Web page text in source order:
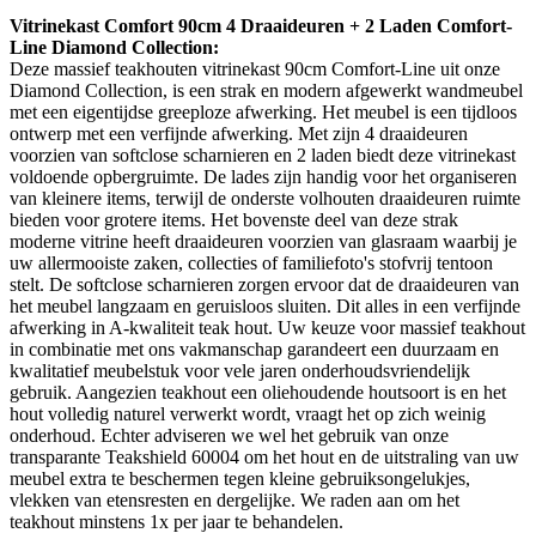
Vitrinekast Comfort 90cm 4 Draaideuren + 2 Laden Comfort-
Line Diamond Collection:
Deze massief teakhouten vitrinekast 90cm Comfort-Line uit onze
Diamond Collection, is een strak en modern afgewerkt wandmeubel
met een eigentijdse greeploze afwerking. Het meubel is een tijdloos
ontwerp met een verfijnde afwerking. Met zijn 4 draaideuren
voorzien van softclose scharnieren en 2 laden biedt deze vitrinekast
voldoende opbergruimte. De lades zijn handig voor het organiseren
van kleinere items, terwijl de onderste volhouten draaideuren ruimte
bieden voor grotere items. Het bovenste deel van deze strak
moderne vitrine heeft draaideuren voorzien van glasraam waarbij je
uw allermooiste zaken, collecties of familiefoto's stofvrij tentoon
stelt. De softclose scharnieren zorgen ervoor dat de draaideuren van
het meubel langzaam en geruisloos sluiten. Dit alles in een verfijnde
afwerking in A-kwaliteit teak hout. Uw keuze voor massief teakhout
in combinatie met ons vakmanschap garandeert een duurzaam en
kwalitatief meubelstuk voor vele jaren onderhoudsvriendelijk
gebruik. Aangezien teakhout een oliehoudende houtsoort is en het
hout volledig naturel verwerkt wordt, vraagt het op zich weinig
onderhoud. Echter adviseren we wel het gebruik van onze
transparante Teakshield 60004 om het hout en de uitstraling van uw
meubel extra te beschermen tegen kleine gebruiksongelukjes,
vlekken van etensresten en dergelijke. We raden aan om het
teakhout minstens 1x per jaar te behandelen.